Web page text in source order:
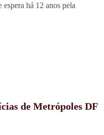
espera há 12 anos pela
de Metrópoles DF